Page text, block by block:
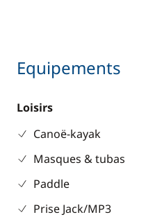
Equipements
Loisirs
Canoë-kayak
Masques & tubas
Paddle
Prise Jack/MP3